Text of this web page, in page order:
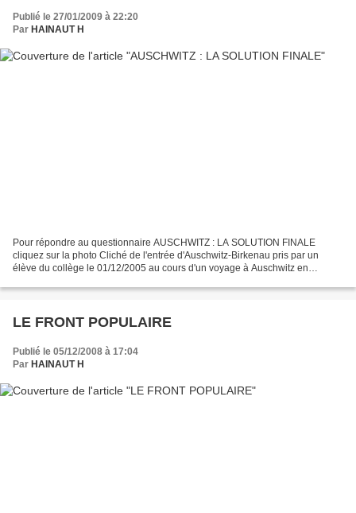
Publié le 27/01/2009 à 22:20
Par HAINAUT H
Pour répondre au questionnaire AUSCHWITZ : LA SOLUTION FINALE
cliquez sur la photo Cliché de l'entrée d'Auschwitz-Birkenau pris par un
élève du collège le 01/12/2005 au cours d'un voyage à Auschwitz en
LE FRONT POPULAIRE
Publié le 05/12/2008 à 17:04
Par HAINAUT H